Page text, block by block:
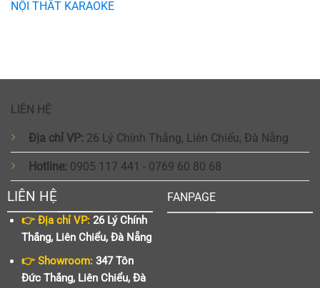
NỘI THẤT KARAOKE
LIÊN HỆ
Địa chỉ VP: 26 Lý Chính Thắng, Liên Chiểu, Đà Nẵng
Hotline: 0905 117 441 - 0769 60 80 68
LIÊN HỆ
👉 Địa chỉ VP:26 Lý Chính
Thắng, Liên Chiểu, Đà Nẵng
👉 Showroom:347 Tôn
Đức Thắng, Liên Chiểu, Đà
FANPAGE